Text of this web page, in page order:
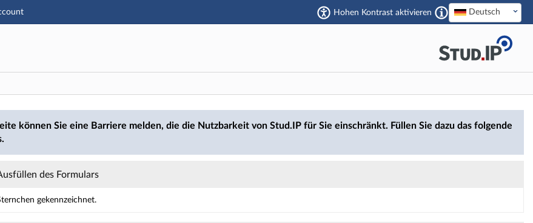
Hauptnavigation
Hohen Kontrast aktivieren Deutsch
können Sie eine Barriere melden, die die Nutzbarkeit von Stud.IP für Sie einschränkt. Füllen Sie dazu das folgende
des Formulars
gekennzeichnet.